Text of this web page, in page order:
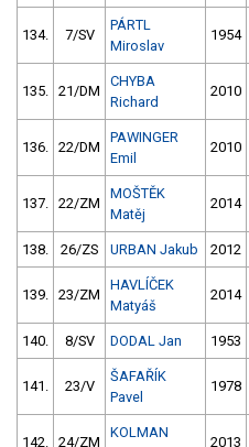
134. 7/SV
PÁRTL
Miroslav
1954
135. 21/DM
CHYBA
Richard
2010
136. 22/DM
PAWINGER
Emil
2010
137. 22/ZM
MOŠTĚK
Matěj
2014
138. 26/ZS URBAN Jakub 2012
139. 23/ZM
HAVLÍČEK
Matyáš
2014
140. 8/SV DODAL Jan 1953
141. 23/V
ŠAFAŘÍK
Pavel
1978
142. 24/ZM
KOLMAN
2013